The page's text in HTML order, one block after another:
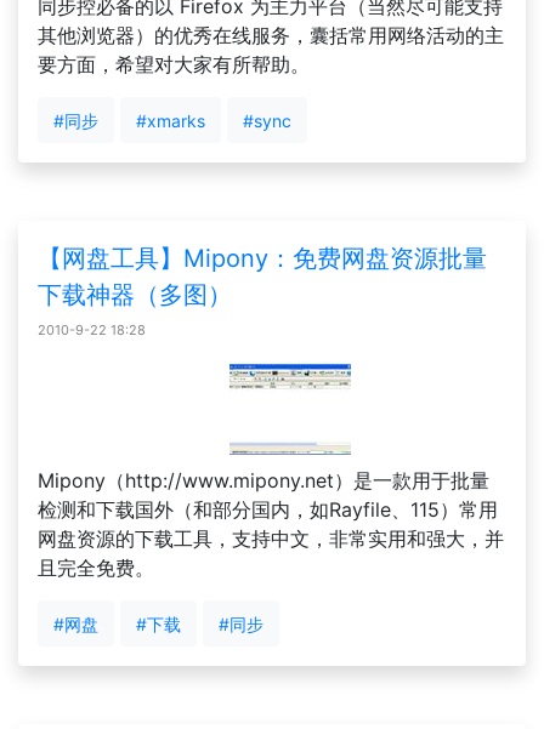
同步控必备的以 Firefox 为主力平台（当然尽可能支持
其他浏览器）的优秀在线服务，囊括常用网络活动的主
要方面，希望对大家有所帮助。
#同步 #xmarks #sync
【网盘工具】Mipony：免费网盘资源批量
下载神器（多图）
2010-9-22 18:28
Mipony（http://www.mipony.net）是一款用于批量
检测和下载国外（和部分国内，如Rayfile、115）常用
网盘资源的下载工具，支持中文，非常实用和强大，并
且完全免费。
#网盘 #下载 #同步